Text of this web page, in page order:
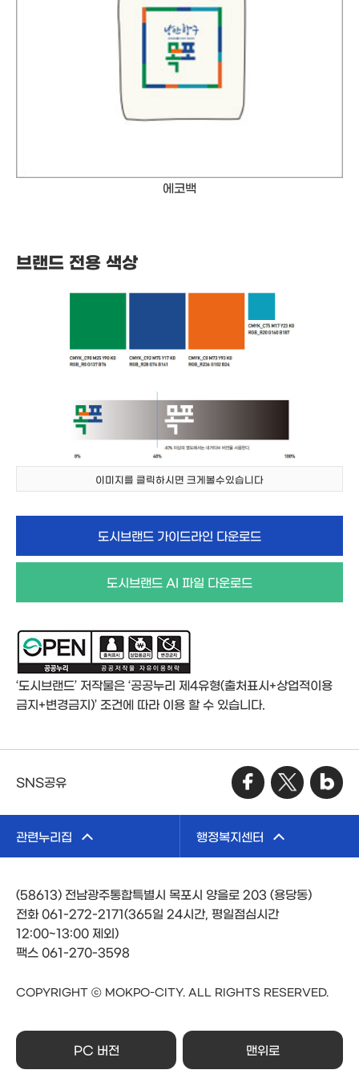
에코백
브랜드 전용 색상
이미지를 클릭하시면 크게볼수있습니다
도시브랜드 가이드라인 다운로드
도시브랜드 AI 파일 다운로드
‘도시브랜드’ 저작물은 ‘공공누리 제4유형(출처표시+상업적이용
금지+변경금지)’ 조건에 따라 이용 할 수 있습니다.
SNS공유
관련누리집 행정복지센터
(58613) 전남광주통합특별시 목포시 양을로 203 (용당동)
전화 061-272-2171(365일 24시간, 평일점심시간
12:00~13:00 제외)
팩스 061-270-3598
COPYRIGHT ⓒ MOKPO-CITY. ALL RIGHTS RESERVED.
PC 버전 맨위로